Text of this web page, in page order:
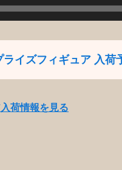
ライズフィギュア 入荷
荷情報を見る